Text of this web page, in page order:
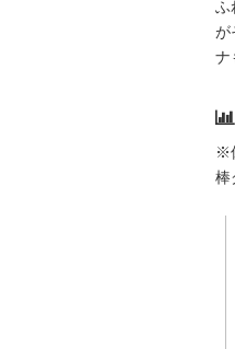
ふ
が
ナ
※
棒